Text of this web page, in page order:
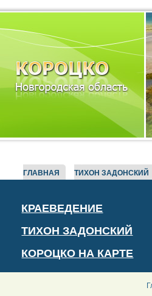
ГЛАВНАЯ ТИХОН ЗАДОНСКИЙ
КРАЕВЕДЕНИЕ
ТИХОН ЗАДОНСКИЙ
КОРОЦКО НА КАРТЕ